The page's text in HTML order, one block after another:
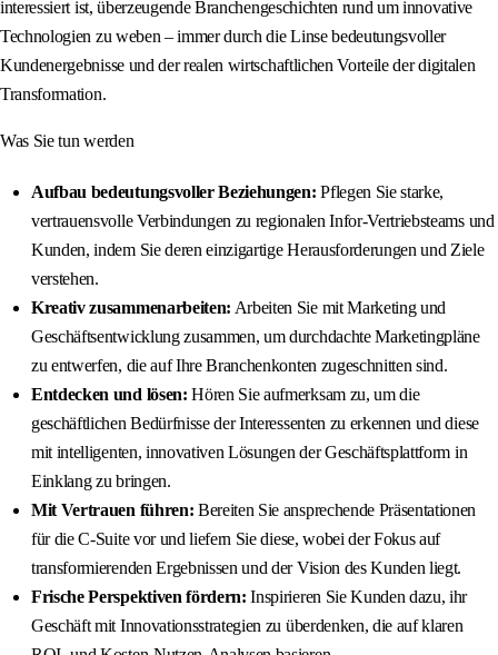
interessiert ist, überzeugende Branchengeschichten rund um innovative
Technologien zu weben – immer durch die Linse bedeutungsvoller
Kundenergebnisse und der realen wirtschaftlichen Vorteile der digitalen
Transformation.
Was Sie tun werden
Aufbau bedeutungsvoller Beziehungen: Pflegen Sie starke,
vertrauensvolle Verbindungen zu regionalen Infor-Vertriebsteams und
Kunden, indem Sie deren einzigartige Herausforderungen und Ziele
verstehen.
Kreativ zusammenarbeiten: Arbeiten Sie mit Marketing und
Geschäftsentwicklung zusammen, um durchdachte Marketingpläne
zu entwerfen, die auf Ihre Branchenkonten zugeschnitten sind.
Entdecken und lösen: Hören Sie aufmerksam zu, um die
geschäftlichen Bedürfnisse der Interessenten zu erkennen und diese
mit intelligenten, innovativen Lösungen der Geschäftsplattform in
Einklang zu bringen.
Mit Vertrauen führen: Bereiten Sie ansprechende Präsentationen
für die C-Suite vor und liefern Sie diese, wobei der Fokus auf
transformierenden Ergebnissen und der Vision des Kunden liegt.
Frische Perspektiven fördern: Inspirieren Sie Kunden dazu, ihr
Geschäft mit Innovationsstrategien zu überdenken, die auf klaren